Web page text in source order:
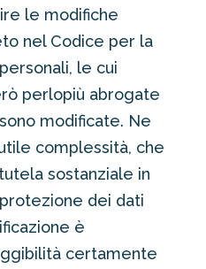
le modifiche
nel Codice per la
le cui
perlopiù abrogate
modificate. Ne
complessità, che
sostanziale in
dei dati
è
certamente